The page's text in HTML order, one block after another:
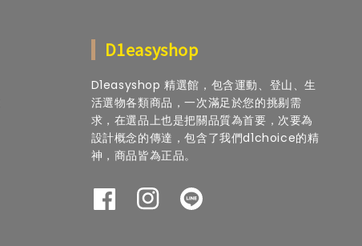
D1easyshop
D1easyshop 精選館，包含運動、登山、生
活選物各類商品，一次滿足於您的挑剔需
求，在選品上也是把關品質為首要，次要為
設計概念的傳達，包含了我們d1choice的精
神，商品皆為正品。